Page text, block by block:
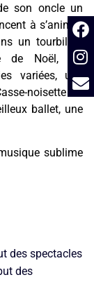
son oncle un
à s’animer,
un tourbillon
de Noël, les
variées, une
noisette un
ballet, une
sublime
des spectacles
des